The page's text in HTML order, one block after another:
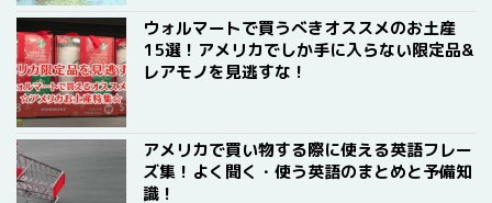
ウォルマートで買うべきオススメのお土産
15選！アメリカでしか手に入らない限定品&
レアモノを見逃すな！
アメリカで買い物する際に使える英語フレー
ズ集！よく聞く・使う英語のまとめと予備知
識！